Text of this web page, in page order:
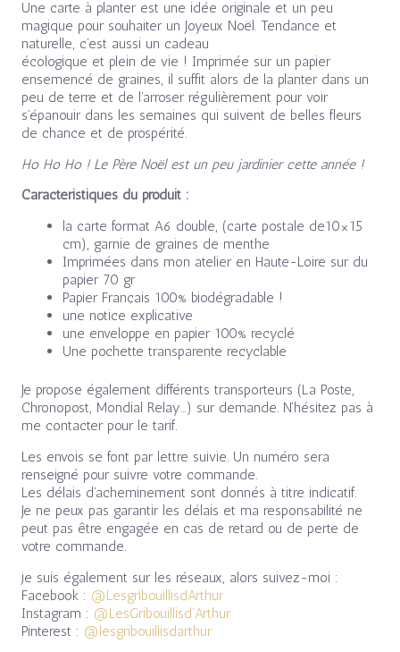
Une carte à planter est une idée originale et un peu
magique pour souhaiter un Joyeux Noël. Tendance et
naturelle, c’est aussi un cadeau
écologique et plein de vie ! Imprimée sur un papier
ensemencé de graines, il suffit alors de la planter dans un
peu de terre et de l’arroser régulièrement pour voir
s’épanouir dans les semaines qui suivent de belles fleurs
de chance et de prospérité.
Ho Ho Ho ! Le Père Noël est un peu jardinier cette année !
Caractéristiques du produit :
la carte format A6 double, (carte postale de10×15
cm), garnie de graines de menthe
Imprimées dans mon atelier en Haute-Loire sur du
papier 70 gr
Papier Français 100% biodégradable !
une notice explicative
une enveloppe en papier 100% recyclé
Une pochette transparente recyclable
Je propose également différents transporteurs (La Poste,
Chronopost, Mondial Relay…) sur demande. N’hésitez pas à
me contacter pour le tarif.
Les envois se font par lettre suivie. Un numéro sera
renseigné pour suivre votre commande.
Les délais d’acheminement sont donnés à titre indicatif.
Je ne peux pas garantir les délais et ma responsabilité ne
peut pas être engagée en cas de retard ou de perte de
votre commande.
je suis également sur les réseaux, alors suivez-moi :
Facebook : @LesgribouillisdArthur
Instagram : @LesGribouillisd’Arthur
Pinterest : @lesgribouillisdarthur